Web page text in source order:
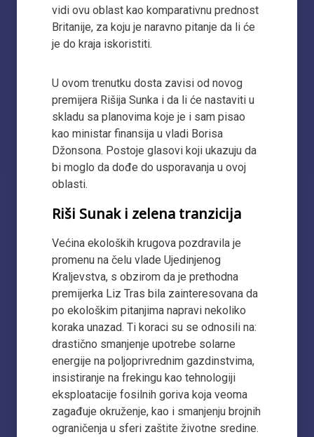
vidi ovu oblast kao komparativnu prednost
Britanije, za koju je naravno pitanje da li će
je do kraja iskoristiti.
U ovom trenutku dosta zavisi od novog
premijera Rišija Sunka i da li će nastaviti u
skladu sa planovima koje je i sam pisao
kao ministar finansija u vladi Borisa
Džonsona. Postoje glasovi koji ukazuju da
bi moglo da dođe do usporavanja u ovoj
oblasti.
Riši Sunak i zelena tranzicija
Većina ekoloških krugova pozdravila je
promenu na čelu vlade Ujedinjenog
Kraljevstva, s obzirom da je prethodna
premijerka Liz Tras bila zainteresovana da
po ekološkim pitanjima napravi nekoliko
koraka unazad. Ti koraci su se odnosili na:
drastično smanjenje upotrebe solarne
energije na poljoprivrednim gazdinstvima,
insistiranje na frekingu kao tehnologiji
eksploatacije fosilnih goriva koja veoma
zagađuje okruženje, kao i smanjenju brojnih
ograničenja u sferi zaštite životne sredine.